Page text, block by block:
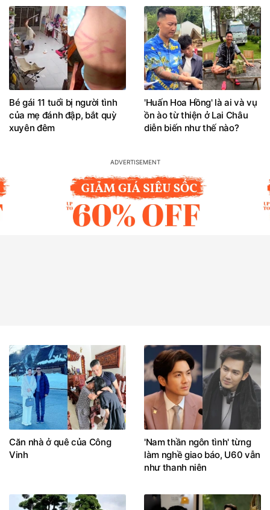
Bé gái 11 tuổi bị người tình
của mẹ đánh đập, bắt quỳ
xuyên đêm
'Huấn Hoa Hồng' là ai và vụ
ồn ào từ thiện ở Lai Châu
diễn biến như thế nào?
Căn nhà ở quê của Công
Vinh
'Nam thần ngôn tình' từng
làm nghề giao báo, U60 vẫn
như thanh niên